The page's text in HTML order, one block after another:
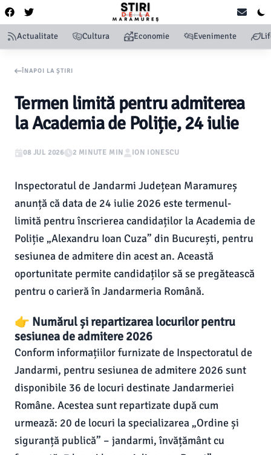
Actualitate Cultura Economie Evenimente
ÎNAPOI LA ȘTIRI
Termen limită pentru admiterea
la Academia de Poliție, 24 iulie
08 JUL 2026 2 MINUTE MIN ION IONESCU
Inspectoratul de Jandarmi Județean Maramureș
anunță că data de 24 iulie 2026 este termenul-
limită pentru înscrierea candidaților la Academia de
Poliție „Alexandru Ioan Cuza” din București, pentru
sesiunea de admitere din acest an. Această
oportunitate permite candidaților să se pregătească
pentru o carieră în Jandarmeria Română.
👉 Numărul și repartizarea locurilor pentru
sesiunea de admitere 2026
Conform informațiilor furnizate de Inspectoratul de
Jandarmi, pentru sesiunea de admitere 2026 sunt
disponibile 36 de locuri destinate Jandarmeriei
Române. Acestea sunt repartizate după cum
urmează: 20 de locuri la specializarea „Ordine și
siguranță publică” – jandarmi, învățământ cu